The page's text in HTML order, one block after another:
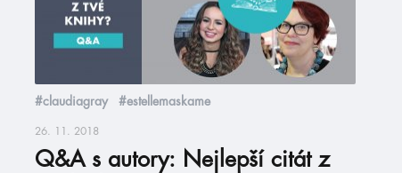
#claudiagray #estellemaskame
26. 11. 2018
Q&A s autory: Nejlepší citát z